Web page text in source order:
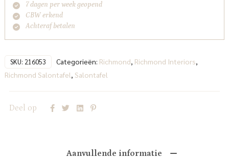
7 dagen per week geopend
CBW erkend
Achteraf betalen
SKU: 216053 Categorieën: Richmond, Richmond Interiors,
Richmond Salontafel, Salontafel
Deel op
Aanvullende informatie